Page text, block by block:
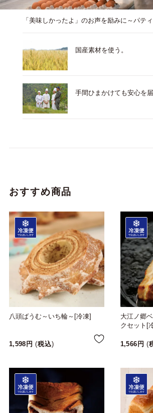
「美味しかったよ」のお声を励みに～パテ
国産素材を使う。
手間ひまかけても安心を届
おすすめ商品
八頭ばうむ～いち輪～[冷凍]
1,598 税込
大江ノ郷
クセット[
1,566